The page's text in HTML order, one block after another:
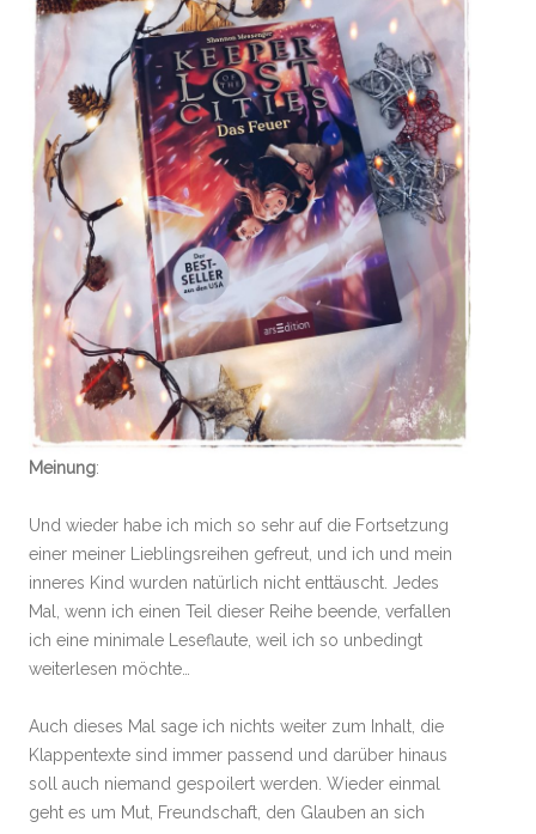
Meinung:
Und wieder habe ich mich so sehr auf die Fortsetzung
einer meiner Lieblingsreihen gefreut, und ich und mein
inneres Kind wurden natürlich nicht enttäuscht. Jedes
Mal, wenn ich einen Teil dieser Reihe beende, verfallen
ich eine minimale Leseflaute, weil ich so unbedingt
weiterlesen möchte…
Auch dieses Mal sage ich nichts weiter zum Inhalt, die
Klappentexte sind immer passend und darüber hinaus
soll auch niemand gespoilert werden. Wieder einmal
geht es um Mut, Freundschaft, den Glauben an sich